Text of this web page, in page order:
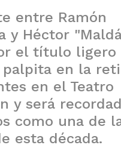
entre Ramón
y Héctor
el título ligero
palpita en la
en el Teatro
y será
como una de
esta década.